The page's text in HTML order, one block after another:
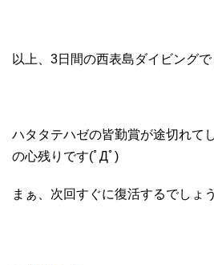
以上、3日間の西表島ダイビングで
ハタタテハゼの皆勤賞が途切れて
の心残りです(ﾟДﾟ)
まぁ、次回すぐに復活するでしょ